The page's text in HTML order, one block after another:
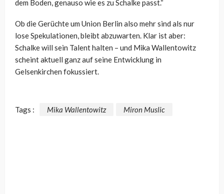
dem Boden, genauso wie es zu Schalke passt.“
Ob die Gerüchte um Union Berlin also mehr sind als nur
lose Spekulationen, bleibt abzuwarten. Klar ist aber:
Schalke will sein Talent halten – und Mika Wallentowitz
scheint aktuell ganz auf seine Entwicklung in
Gelsenkirchen fokussiert.
Tags : Mika Wallentowitz Miron Muslic